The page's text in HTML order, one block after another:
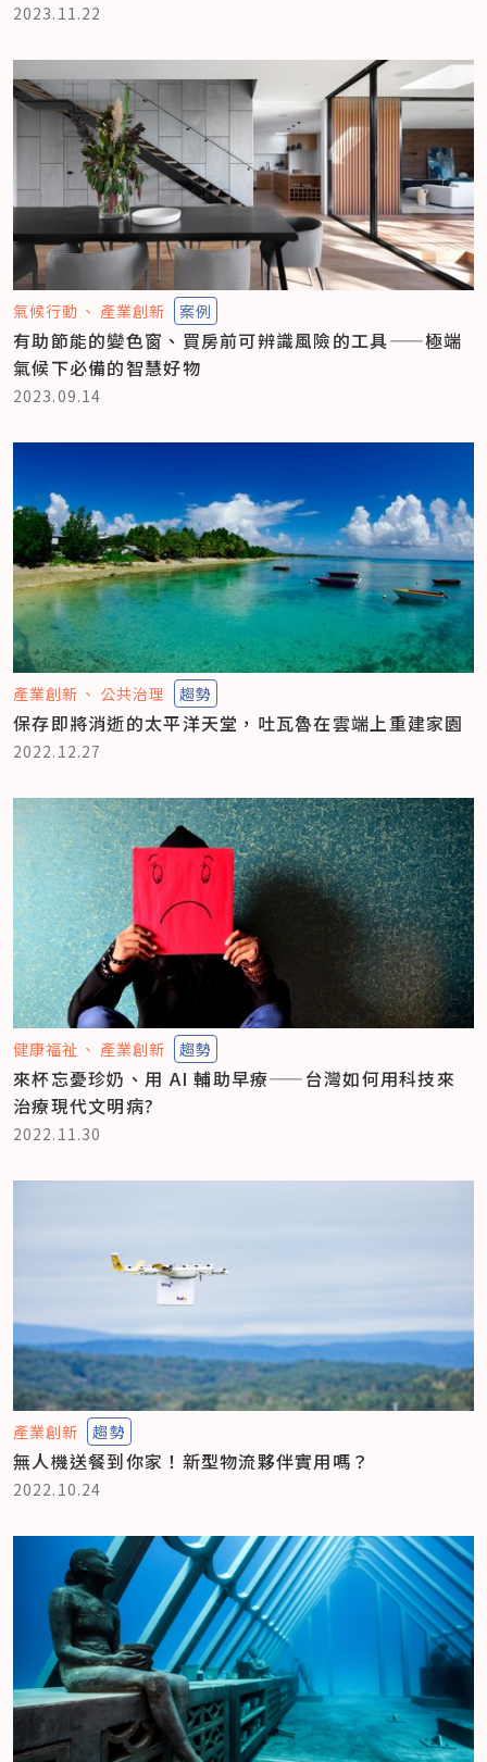
2023.11.22
氣候行動 產業創新 案例
有助節能的變色窗、買房前可辨識風險的工具——極端
氣候下必備的智慧好物
2023.09.14
產業創新 公共治理 趨勢
保存即將消逝的太平洋天堂，吐瓦魯在雲端上重建家園
2022.12.27
健康福祉 產業創新 趨勢
來杯忘憂珍奶、用 AI 輔助早療——台灣如何用科技來
治療現代文明病?
2022.11.30
產業創新 趨勢
無人機送餐到你家！新型物流夥伴實用嗎？
2022.10.24